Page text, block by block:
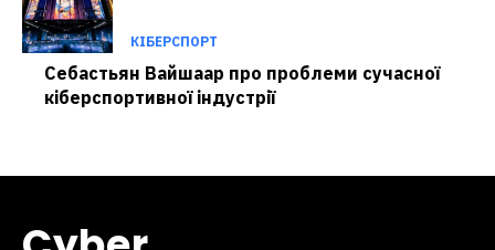
КІБЕРСПОРТ
Себастьян Вайшаар про проблеми сучасної
кіберспортивної індустрії